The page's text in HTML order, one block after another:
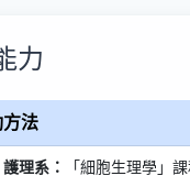
力
法
護理系：
「細胞生理學」